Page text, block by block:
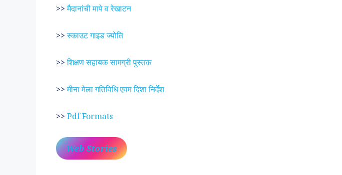
>>मैदानांची मापे व रेखाटन
>>स्काउट गाइड ज्योति
>>शिक्षण सहायक सामग्री पुस्तक
>>मीना मेला गतिविधि एवम दिशा निर्देश
>> Pdf Formats
Web Stories